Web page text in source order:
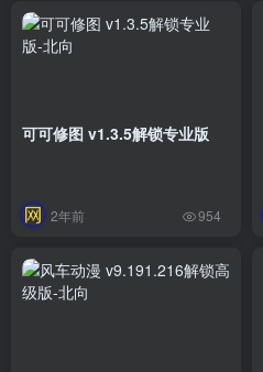
可可修图 v1.3.5解锁专业版
2年前 954